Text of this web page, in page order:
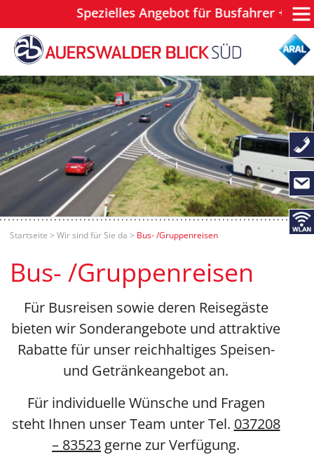
Spezielles Angebot für Busfahrer +
Startseite > Wir sind für Sie da > Bus- /Gruppenreisen
Bus- /Gruppenreisen
Für Busreisen sowie deren Reisegäste
bieten wir Sonderangebote und attraktive
Rabatte für unser reichhaltiges Speisen-
und Getränkeangebot an.
Für individuelle Wünsche und Fragen
steht Ihnen unser Team unter Tel. 037208
– 83523 gerne zur Verfügung.